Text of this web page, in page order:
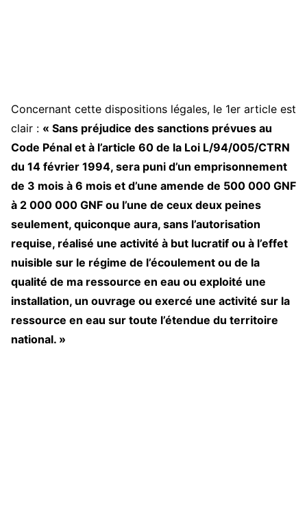
Concernant cette dispositions légales, le 1er article est
clair : « Sans préjudice des sanctions prévues au
Code Pénal et à l’article 60 de la Loi L/94/005/CTRN
du 14 février 1994, sera puni d’un emprisonnement
de 3 mois à 6 mois et d’une amende de 500 000 GNF
à 2 000 000 GNF ou l’une de ceux deux peines
seulement, quiconque aura, sans l’autorisation
requise, réalisé une activité à but lucratif ou à l’effet
nuisible sur le régime de l’écoulement ou de la
qualité de ma ressource en eau ou exploité une
installation, un ouvrage ou exercé une activité sur la
ressource en eau sur toute l’étendue du territoire
national. »